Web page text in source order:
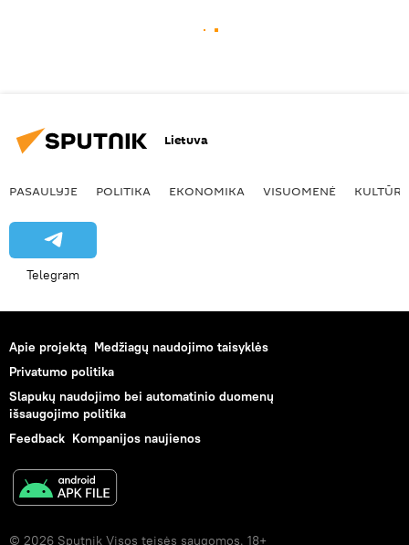
Lietuva
PASAULYJE POLITIKA EKONOMIKA VISUOMENĖ KULTŪRA
Telegram
Apie projektą Medžiagų naudojimo taisyklės
Privatumo politika
Slapukų naudojimo bei automatinio duomenų
išsaugojimo politika
Feedback Kompanijos naujienos
© 2026 Sputnik Visos teisės saugomos. 18+